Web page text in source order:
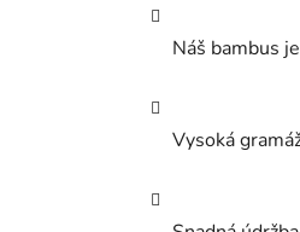
Náš bambus
Vysoká